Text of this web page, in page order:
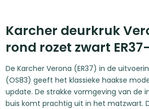
Karcher deurkruk
rond rozet zwart
De Karcher Verona (ER37) in de
(OS83) geeft het klassieke haakse
update. De strakke vormgeving van de
buis komt prachtig uit in het matzwart.